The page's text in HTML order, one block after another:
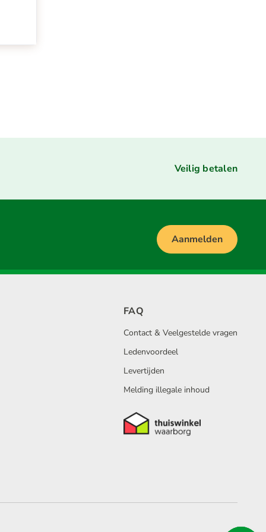
Veilig betalen
Aanmelden
FAQ
Contact & Veelgestelde vragen
Ledenvoordeel
Levertijden
Melding illegale inhoud